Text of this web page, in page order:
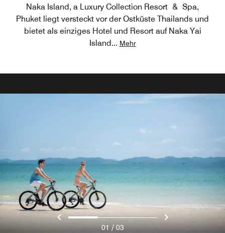
Naka Island, a Luxury Collection Resort & Spa,
Phuket liegt versteckt vor der Ostküste Thailands und
bietet als einziges Hotel und Resort auf Naka Yai
Island... Mehr
01 / 03